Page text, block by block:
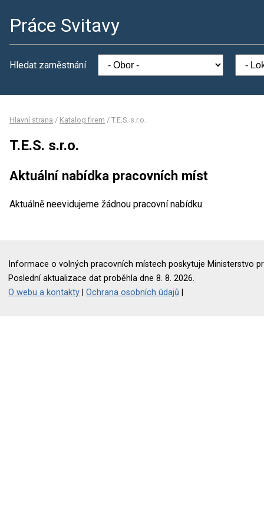
Práce Svitavy
Hledat zaměstnání
Hlavní strana / Katalog firem / T.E.S. s.r.o.
T.E.S. s.r.o.
Aktuální nabídka pracovních míst
Aktuálně neevidujeme žádnou pracovní nabídku.
Informace o volných pracovních místech poskytuje Ministerstvo
Poslední aktualizace dat proběhla dne 8. 8. 2026.
O webu a kontakty |Ochrana osobních údajů